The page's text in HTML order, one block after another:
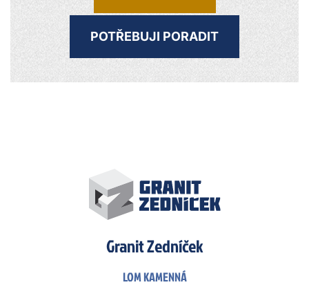
POTŘEBUJI PORADIT
Granit Zedníček
LOM KAMENNÁ